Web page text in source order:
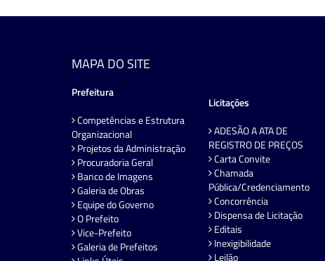
MAPA DO SITE
Prefeitura
Competências e Estrutura
Organizacional
Projetos da Administração
Procuradoria Geral
Banco de Imagens
Galeria de Obras
Equipe do Governo
O Prefeito
Vice-Prefeito
Galeria de Prefeitos
Licitações
ADESÃO A ATA DE
REGISTRO DE PREÇOS
Carta Convite
Chamada
Pública/Credenciamento
Concorrência
Dispensa de Licitação
Editais
Inexigibilidade
Leilão